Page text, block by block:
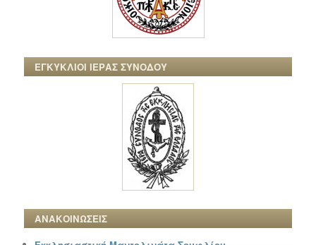
ΕΓΚΥΚΛΙΟΙ ΙΕΡΑΣ ΣΥΝΟΔΟΥ
ΑΝΑΚΟΙΝΩΣΕΙΣ